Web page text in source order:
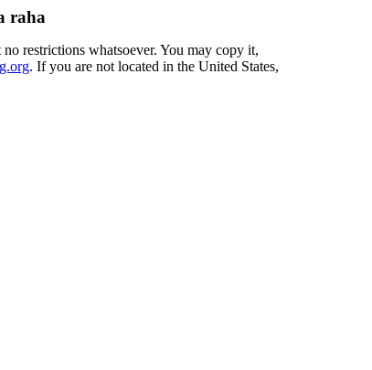
raha
restrictions whatsoever. You may copy it,
. If you are not located in the United States,